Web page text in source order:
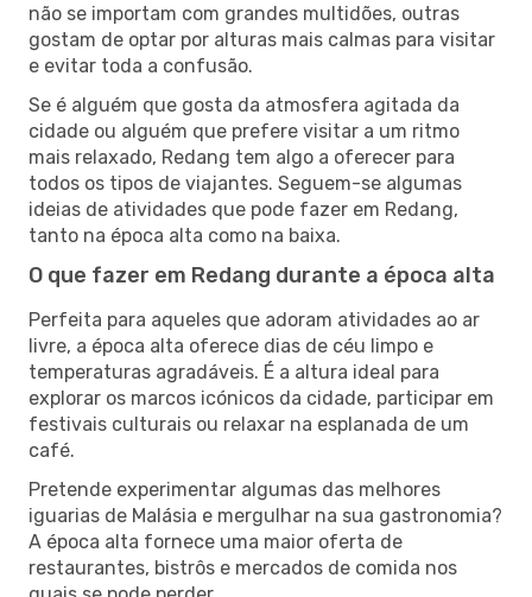
não se importam com grandes multidões, outras
gostam de optar por alturas mais calmas para visitar
e evitar toda a confusão.
Se é alguém que gosta da atmosfera agitada da
cidade ou alguém que prefere visitar a um ritmo
mais relaxado, Redang tem algo a oferecer para
todos os tipos de viajantes. Seguem-se algumas
ideias de atividades que pode fazer em Redang,
tanto na época alta como na baixa.
O que fazer em Redang durante a época alta
Perfeita para aqueles que adoram atividades ao ar
livre, a época alta oferece dias de céu limpo e
temperaturas agradáveis. É a altura ideal para
explorar os marcos icónicos da cidade, participar em
festivais culturais ou relaxar na esplanada de um
café.
Pretende experimentar algumas das melhores
iguarias de Malásia e mergulhar na sua gastronomia?
A época alta fornece uma maior oferta de
restaurantes, bistrôs e mercados de comida nos